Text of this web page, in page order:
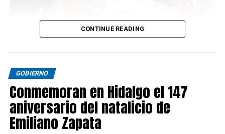
CONTINUE READING
GOBIERNO
Conmemoran en Hidalgo el 147
aniversario del natalicio de
Emiliano Zapata